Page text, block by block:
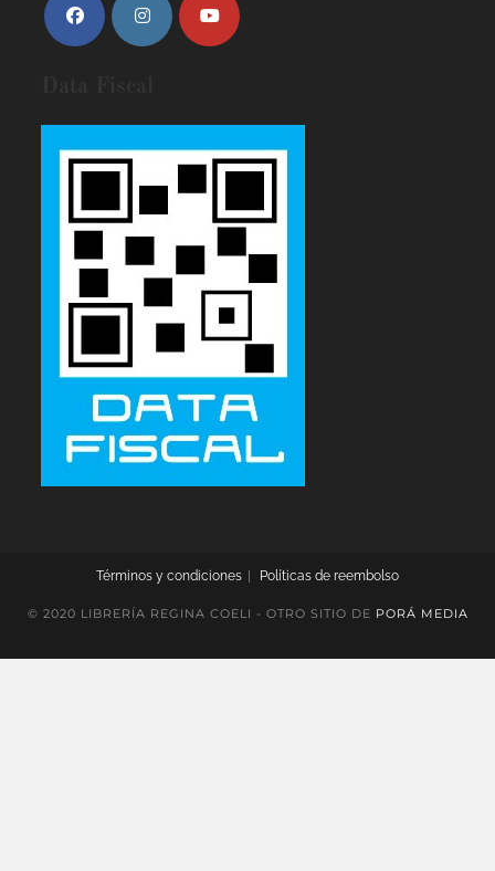
Términos y condiciones Políticas de reembolso
© 2020 LIBRERÍA REGINA COELI - OTRO SITIO DE PORÁ MEDIA